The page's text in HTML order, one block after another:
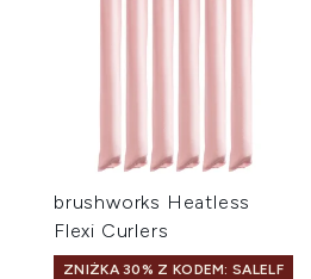
brushworks Heatless
Flexi Curlers
ZNIŻKA 30% Z KODEM: SALELF